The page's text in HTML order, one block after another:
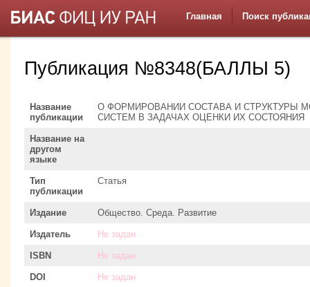
Главная Поиск
Публикация №8348(БАЛЛЫ 5)
Название
публикации
О ФОРМИРОВАНИИ СОСТАВА И СТРУКТУРЫ
СИСТЕМ В ЗАДАЧАХ ОЦЕНКИ ИХ СОСТОЯНИЯ
Название на
другом
языке
Тип
публикации
Статья
Издание Общество. Среда. Развитие
Издатель Не задан
ISBN Не задан
DOI Не задан